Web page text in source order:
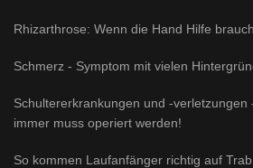
Rhizarthrose: Wenn die Hand Hilfe
Schmerz - Symptom mit vielen
Schultererkrankungen und -verletzungen
immer muss operiert werden!
So kommen Laufanfänger richtig auf Trab